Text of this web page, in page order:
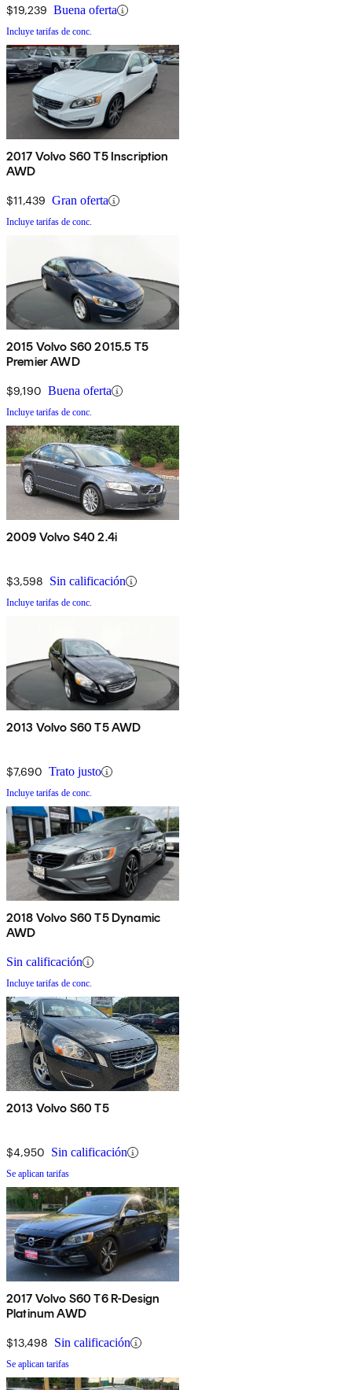
$19,239 Buena oferta
Incluye tarifas de conc.
2017 Volvo S60 T5 Inscription
AWD
$11,439 Gran oferta
Incluye tarifas de conc.
2015 Volvo S60 2015.5 T5
Premier AWD
$9,190 Buena oferta
Incluye tarifas de conc.
2009 Volvo S40 2.4i
$3,598 Sin calificación
Incluye tarifas de conc.
2013 Volvo S60 T5 AWD
$7,690 Trato justo
Incluye tarifas de conc.
2018 Volvo S60 T5 Dynamic
AWD
Sin calificación
Incluye tarifas de conc.
2013 Volvo S60 T5
$4,950 Sin calificación
Se aplican tarifas
2017 Volvo S60 T6 R-Design
Platinum AWD
$13,498 Sin calificación
Se aplican tarifas